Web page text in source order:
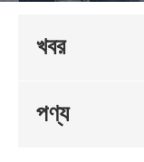
খবর
পণ্য